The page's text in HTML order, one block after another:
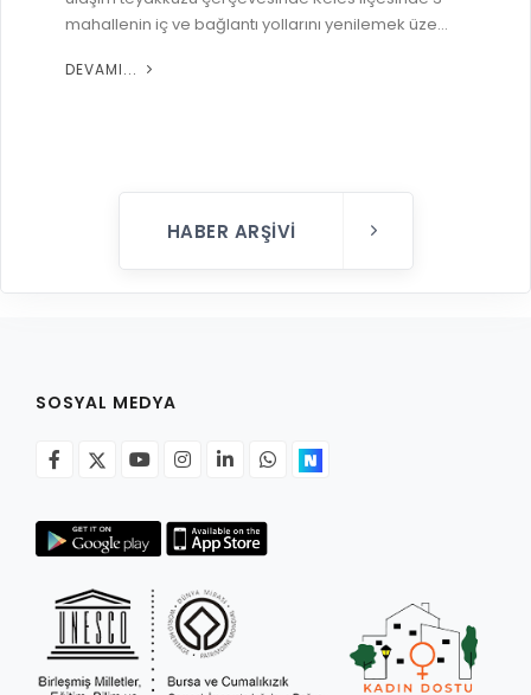
mahallenin iç ve bağlantı yollarını yenilemek üze...
DEVAMI...
HABER ARŞIVI
SOSYAL MEDYA